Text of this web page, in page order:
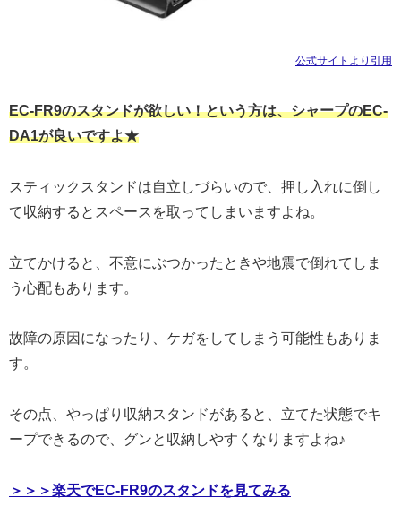
公式サイトより引用
EC-FR9のスタンドが欲しい！という方は、シャープのEC-
DA1が良いですよ★
スティックスタンドは自立しづらいので、押し入れに倒し
て収納するとスペースを取ってしまいますよね。
立てかけると、不意にぶつかったときや地震で倒れてしま
う心配もあります。
故障の原因になったり、ケガをしてしまう可能性もありま
す。
その点、やっぱり収納スタンドがあると、立てた状態でキ
ープできるので、グンと収納しやすくなりますよね♪
＞＞＞楽天でEC-FR9のスタンドを見てみる